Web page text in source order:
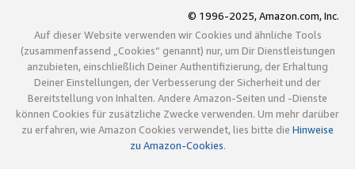
© 1996-2025, Amazon.com, Inc.
Auf dieser Website verwenden wir Cookies und ähnliche Tools
(zusammenfassend „Cookies“ genannt) nur, um Dir Dienstleistungen
anzubieten, einschließlich Deiner Authentifizierung, der Erhaltung
Deiner Einstellungen, der Verbesserung der Sicherheit und der
Bereitstellung von Inhalten. Andere Amazon-Seiten und -Dienste
können Cookies für zusätzliche Zwecke verwenden. Um mehr darüber
zu erfahren, wie Amazon Cookies verwendet, lies bitte die Hinweise
zu Amazon-Cookies.